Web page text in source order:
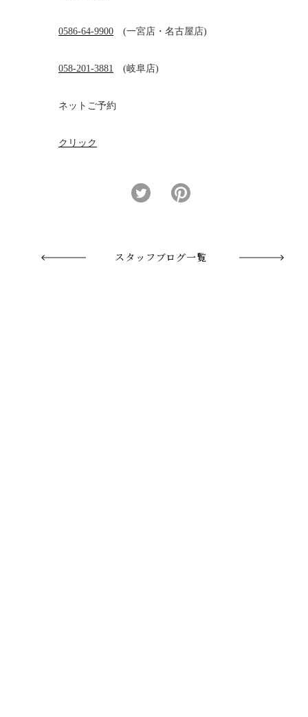
0586-64-9900 (一宮店・名古屋店)
058-201-3881 (岐阜店)
ネットご予約
クリック
スタッフブログ一覧